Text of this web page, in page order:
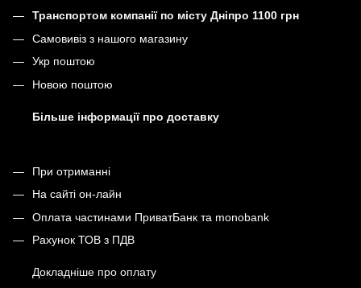
Транспортом компанії по місту Дніпро 1100 грн
Самовивіз з нашого магазину
Укр поштою
Новою поштою
Більше інформації про доставку
При отриманні
На сайті он-лайн
Оплата частинами ПриватБанк та monobank
Рахунок ТОВ з ПДВ
Докладніше про оплату